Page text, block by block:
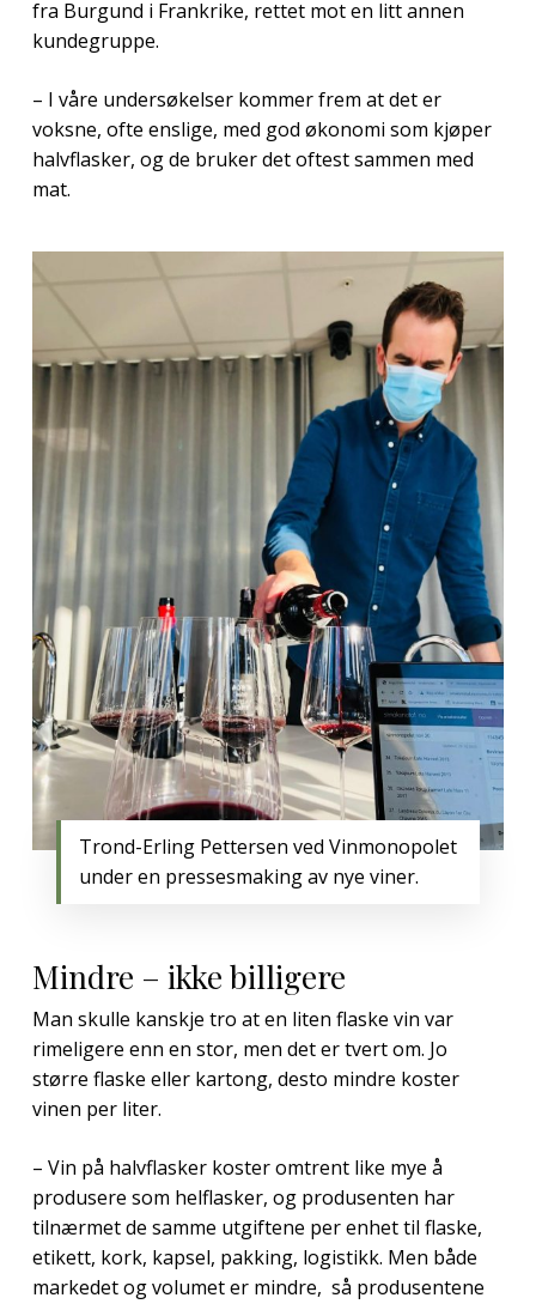
fra Burgund i Frankrike, rettet mot en litt annen
kundegruppe.
– I våre undersøkelser kommer frem at det er
voksne, ofte enslige, med god økonomi som kjøper
halvflasker, og de bruker det oftest sammen med
mat.
Trond-Erling Pettersen ved Vinmonopolet
under en pressesmaking av nye viner.
Mindre – ikke billigere
Man skulle kanskje tro at en liten flaske vin var
rimeligere enn en stor, men det er tvert om. Jo
større flaske eller kartong, desto mindre koster
vinen per liter.
– Vin på halvflasker koster omtrent like mye å
produsere som helflasker, og produsenten har
tilnærmet de samme utgiftene per enhet til flaske,
etikett, kork, kapsel, pakking, logistikk. Men både
markedet og volumet er mindre, så produsentene